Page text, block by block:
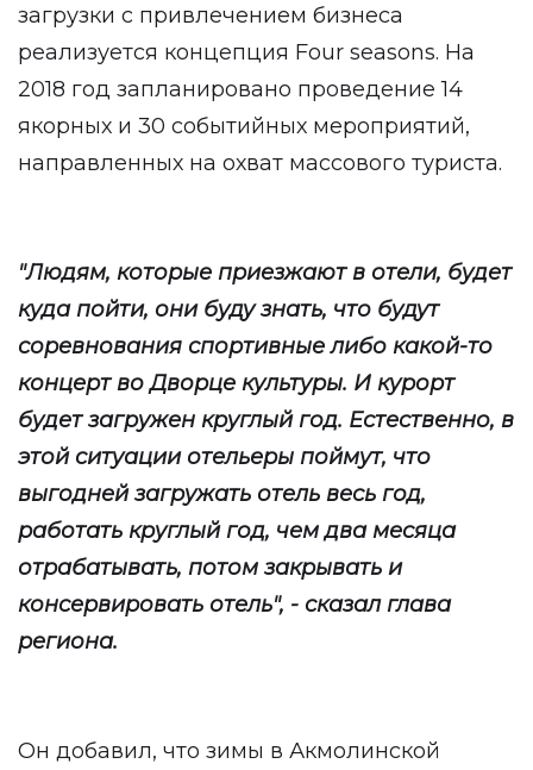
загрузки с привлечением бизнеса
реализуется концепция Four seasons. На
2018 год запланировано проведение 14
якорных и 30 событийных мероприятий,
направленных на охват массового туриста.
"Людям, которые приезжают в отели, будет
куда пойти, они буду знать, что будут
соревнования спортивные либо какой-то
концерт во Дворце культуры. И курорт
будет загружен круглый год. Естественно, в
этой ситуации отельеры поймут, что
выгодней загружать отель весь год,
работать круглый год, чем два месяца
отрабатывать, потом закрывать и
консервировать отель", - сказал глава
региона.
Он добавил, что зимы в Акмолинской